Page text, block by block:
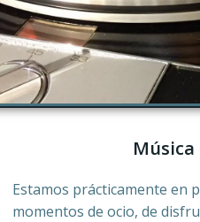
Música
Estamos prácticamente en
momentos de ocio, de